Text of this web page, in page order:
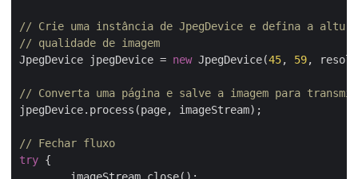
// Crie uma instância de JpegDevice e defina a
// qualidade de imagem
JpegDevice jpegDevice = new JpegDevice(45, 59,
// Converta uma página e salve a imagem para
jpegDevice.process(page, imageStream);
// Fechar fluxo
try {